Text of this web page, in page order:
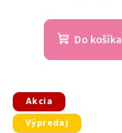
Do košíka
Akcia
Výpredaj